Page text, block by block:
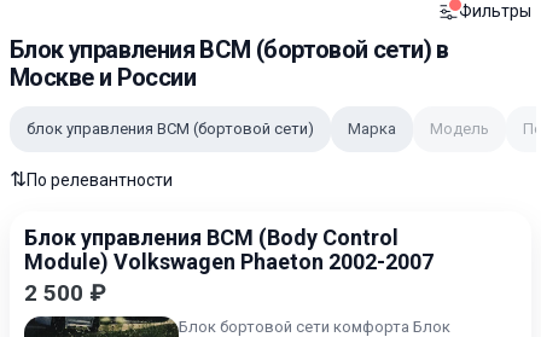
Фильтры
Блок управления BCM (бортовой сети) в
Москве и России
блок управления BCM (бортовой сети) Марка Модель
⇅По релевантности
Блок управления BCM (Body Control
Module) Volkswagen Phaeton 2002-2007
2 500 ₽
Блок бортовой сети комфорта Блок